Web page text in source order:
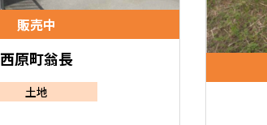
販売中
西原町翁長
土地